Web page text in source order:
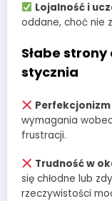
Lojalność i
oddane, choć nie
Słabe
stycznia
wymagania
frustracji.
Trudność w
się chłodne lub
rzeczywistości